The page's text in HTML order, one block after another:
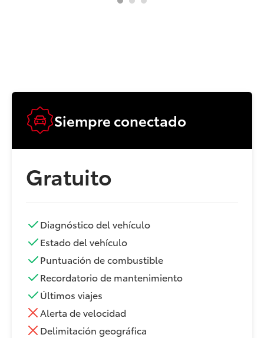
Siempre conectado
Gratuito
Diagnóstico del vehículo
Estado del vehículo
Puntuación de combustible
Recordatorio de mantenimiento
Últimos viajes
Alerta de velocidad
Delimitación geográfica